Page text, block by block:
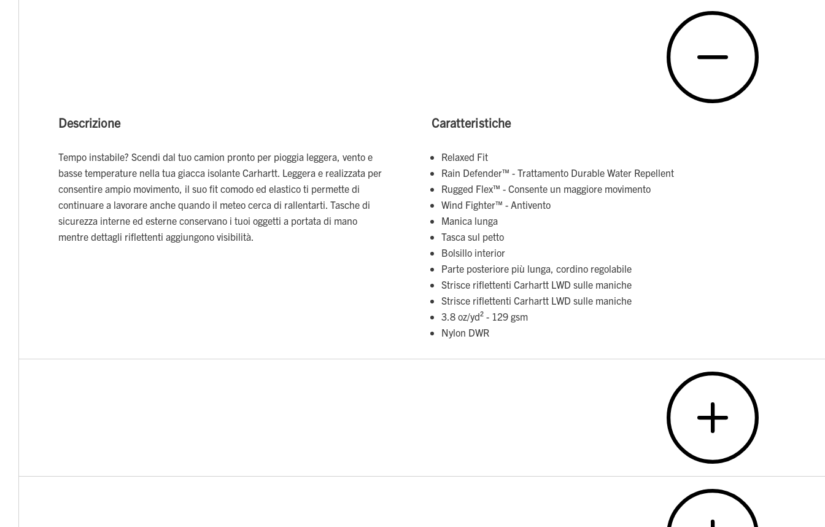
Descrizione
Tempo instabile? Scendi dal tuo camion pronto per pioggia leggera, vento e
basse temperature nella tua giacca isolante Carhartt. Leggera e realizzata per
consentire ampio movimento, il suo fit comodo ed elastico ti permette di
continuare a lavorare anche quando il meteo cerca di rallentarti. Tasche di
sicurezza interne ed esterne conservano i tuoi oggetti a portata di mano
mentre dettagli riflettenti aggiungono visibilità.
Caratteristiche
Relaxed Fit
Rain Defender™ - Trattamento Durable Water Repellent
Rugged Flex™ - Consente un maggiore movimento
Wind Fighter™ - Antivento
Manica lunga
Tasca sul petto
Bolsillo interior
Parte posteriore più lunga, cordino regolabile
Strisce riflettenti Carhartt LWD sulle maniche
Strisce riflettenti Carhartt LWD sulle maniche
3.8 oz/yd² - 129 gsm
Nylon DWR